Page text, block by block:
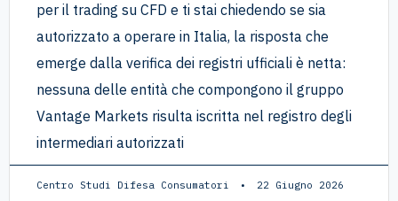
per il trading su CFD e ti stai chiedendo se sia
autorizzato a operare in Italia, la risposta che
emerge dalla verifica dei registri ufficiali è netta:
nessuna delle entità che compongono il gruppo
Vantage Markets risulta iscritta nel registro degli
intermediari autorizzati
Centro Studi Difesa Consumatori 22 Giugno 2026